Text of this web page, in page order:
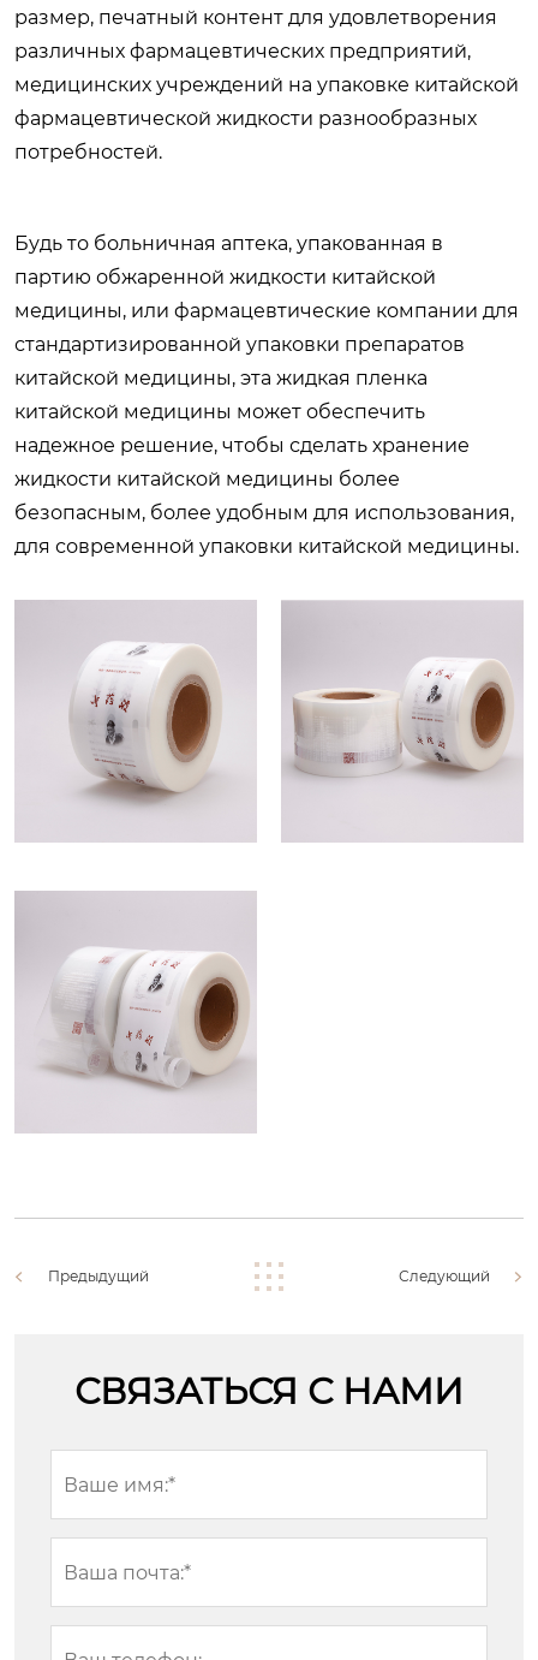
размер, печатный контент для удовлетворения
различных фармацевтических предприятий,
медицинских учреждений на упаковке китайской
фармацевтической жидкости разнообразных
потребностей.
Будь то больничная аптека, упакованная в
партию обжаренной жидкости китайской
медицины, или фармацевтические компании для
стандартизированной упаковки препаратов
китайской медицины, эта жидкая пленка
китайской медицины может обеспечить
надежное решение, чтобы сделать хранение
жидкости китайской медицины более
безопасным, более удобным для использования,
для современной упаковки китайской медицины.
Предыдущий Следующий
СВЯЗАТЬСЯ С НАМИ